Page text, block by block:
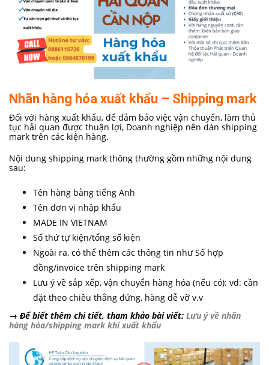
Nhãn hàng hóa xuất khẩu – Shipping mark
Đối với hàng xuất khẩu, để đảm bảo việc vận chuyển, làm thủ
tục hải quan được thuận lợi, Doanh nghiệp nên dán shipping
mark trên các kiện hàng.
Nội dung shipping mark thông thường gồm những nội dung
sau:
Tên hàng bằng tiếng Anh
Tên đơn vị nhập khẩu
MADE IN VIETNAM
Số thứ tự kiện/tổng số kiện
Ngoài ra, có thể thêm các thông tin như Số hợp
đồng/invoice trên shipping mark
Lưu ý về sắp xếp, vận chuyển hàng hóa (nếu có): vd: cần
đặt theo chiều thẳng đứng, hàng dễ vỡ v.v
→ Để biết thêm chi tiết, tham khảo bài viết: Lưu ý về nhãn
hàng hóa/shipping mark khi xuất khẩu